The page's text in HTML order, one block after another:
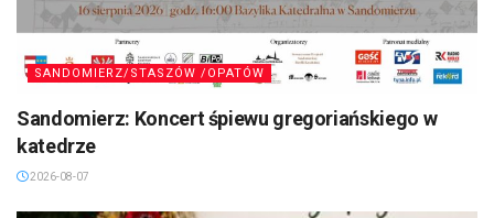
SANDOMIERZ/STASZÓW /OPATÓW
Sandomierz: Koncert śpiewu gregoriańskiego w
katedrze
2026-08-07